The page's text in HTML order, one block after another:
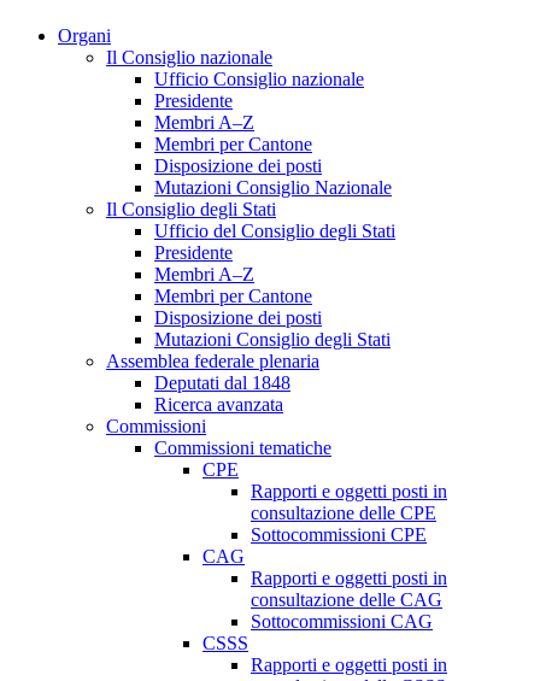
Organi
Il Consiglio nazionale
Ufficio Consiglio nazionale
Presidente
Membri A–Z
Membri per Cantone
Disposizione dei posti
Mutazioni Consiglio Nazionale
Il Consiglio degli Stati
Ufficio del Consiglio degli Stati
Presidente
Membri A–Z
Membri per Cantone
Disposizione dei posti
Mutazioni Consiglio degli Stati
Assemblea federale plenaria
Deputati dal 1848
Ricerca avanzata
Commissioni
Commissioni tematiche
CPE
Rapporti e oggetti posti in
consultazione delle CPE
Sottocommissioni CPE
CAG
Rapporti e oggetti posti in
consultazione delle CAG
Sottocommissioni CAG
CSSS
Rapporti e oggetti posti in